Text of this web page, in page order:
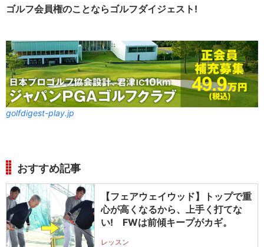
ゴルフ会員権のことならゴルフダイジェスト!
golfdigest-play.jp
おすすめ記事
【フェアウェイウッド】トップで重
心が高くなるから、上手く打てな
い! FWは前傾キープがカギ。
レッスン